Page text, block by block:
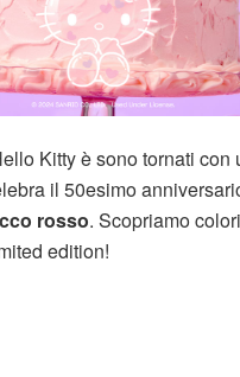
Kitty è sono tornati con
il 50esimo
rosso. Scopriamo
edition!